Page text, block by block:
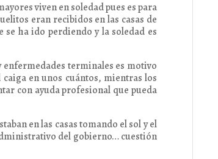
viven en soledad pues es para
eran recibidos en las casas de
ha ido perdiendo y la soledad es
terminales es motivo
en unos cuántos, mientras los
con ayuda profesional que pueda
en las casas tomando el sol y el
del gobierno… cuestión